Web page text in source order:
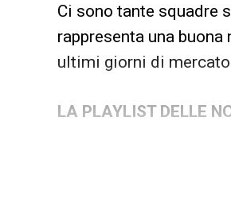
Ci sono tante squadre
rappresenta una
ultimi giorni di
LA PLAYLIST DELLE